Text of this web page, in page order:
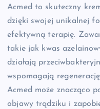
Acmed to skuteczny
dzięki swojej unikalnej
efektywną terapię.
takie jak kwas
działają
wspomagają
Acmed może znacząco
objawy trądziku i